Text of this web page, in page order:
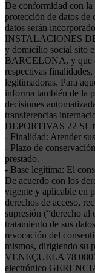
De conformidad con
protección de datos de
datos serán
INSTALACIONES
y domicilio social sito
BARCELONA, y que
respectivas
legitimadoras. Para
informa también de la
decisiones
transferencias
DEPORTIVAS 22 SL
- Finalidad: Atender
- Plazo de
prestado.
- Base legítima: El
De acuerdo con los
vigente y aplicable en
derechos de acceso,
supresión (“derecho
tratamiento de sus
revocación del
mismos, dirigiendo su
VENEÇUELA 78
electrónico